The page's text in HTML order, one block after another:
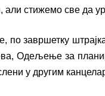
али стижемо све да у
по завршетку
Одељење за
у другим